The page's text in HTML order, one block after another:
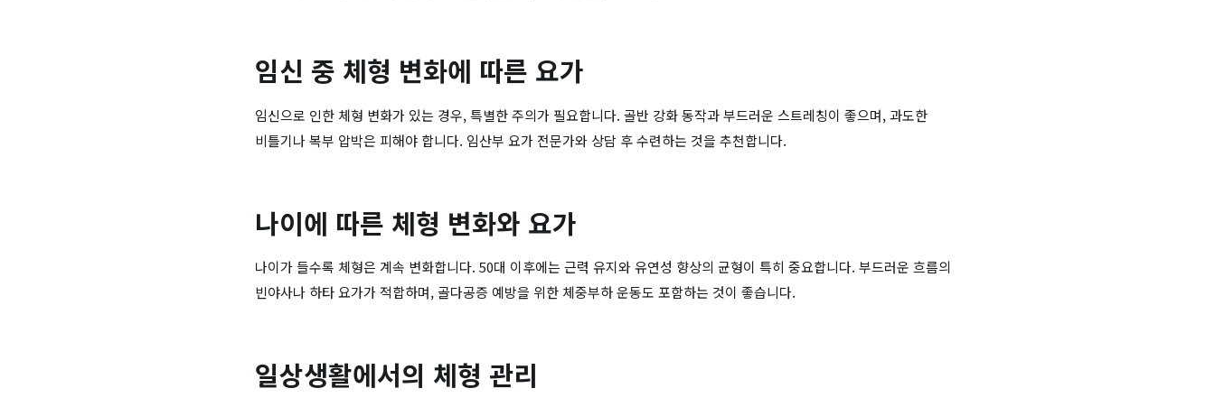
임신 중 체형 변화에 따른 요가
임신으로 인한 체형 변화가 있는 경우, 특별한 주의가 필요합니다. 골반 강화 동작과 부드러운 스트레칭이 좋으며, 과도한
비틀기나 복부 압박은 피해야 합니다. 임산부 요가 전문가와 상담 후 수련하는 것을 추천합니다.
나이에 따른 체형 변화와 요가
나이가 들수록 체형은 계속 변화합니다. 50대 이후에는 근력 유지와 유연성 향상의 균형이 특히 중요합니다. 부드러운 흐름의
빈야사나 하타 요가가 적합하며, 골다공증 예방을 위한 체중부하 운동도 포함하는 것이 좋습니다.
일상생활에서의 체형 관리